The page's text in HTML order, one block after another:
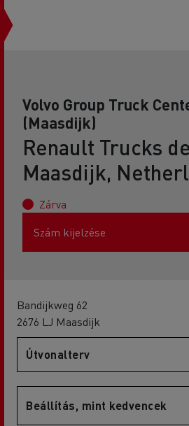
Volvo Group Truck
(Maasdijk)
Renault Trucks
Maasdijk,
Zárva
Szám kijelzése
Bandijkweg 62
2676 LJ Maasdijk
Útvonalterv
Beállítás, mint kedvencek